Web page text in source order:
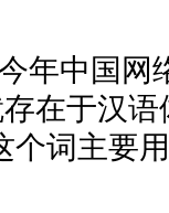
今年中国
在于汉
个词主要